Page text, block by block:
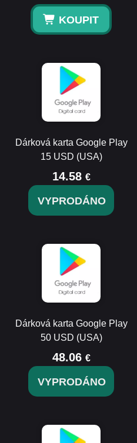
KOUPIT
Dárková karta Google Play
15 USD (USA)
14.58 €
VYPRODÁNO
Dárková karta Google Play
50 USD (USA)
48.06 €
VYPRODÁNO